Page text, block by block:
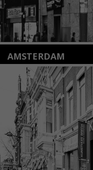
AMSTERDAM
Amstelveenseweg 135
1075 VX Amsterdam
+31 (0)20 2332546
Lees meer